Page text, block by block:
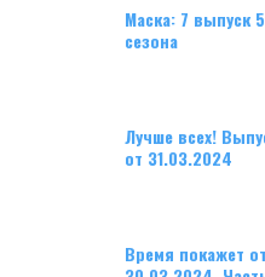
Маска: 7 выпуск 5
сезона
Лучше всех!
от 31.03.2024
Время покажет от